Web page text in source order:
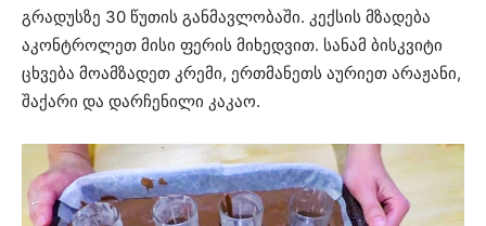
გრადუსზე 30 წუთის განმავლობაში. კექსის მზადება
აკონტროლეთ მისი ფერის მიხედვით. სანამ ბისკვიტი
ცხვება მოამზადეთ კრემი, ერთმანეთს აურიეთ არაჟანი,
შაქარი და დარჩენილი კაკაო.